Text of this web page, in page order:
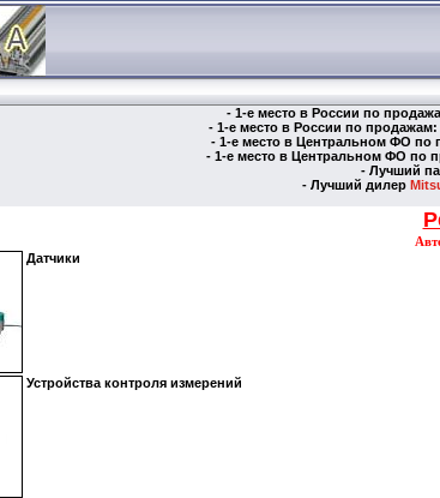
- 1-е место в России по
- 1-е место в России по продажам:
- 1-е место в Центральном ФО по
- 1-е место в Центральном ФО по
- Лучший
- Лучший дилер
Датчики
Устройства контроля измерений